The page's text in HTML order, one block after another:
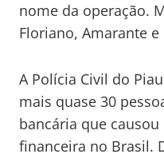
nome da operação.
Floriano, Amarante
A Polícia Civil do
mais quase 30
bancária que
financeira no Brasil.